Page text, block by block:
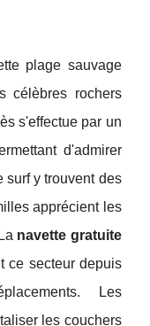
plage sauvage
célèbres rochers
s'effectue par un
d'admirer
surf y trouvent des
apprécient les
navette gratuite
ce secteur depuis
Les
les couchers